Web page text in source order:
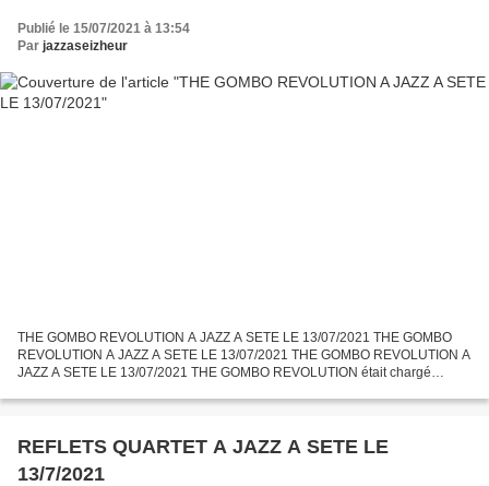
Publié le 15/07/2021 à 13:54
Par jazzaseizheur
THE GOMBO REVOLUTION A JAZZ A SETE LE 13/07/2021 THE GOMBO
REVOLUTION A JAZZ A SETE LE 13/07/2021 THE GOMBO REVOLUTION A
JAZZ A SETE LE 13/07/2021 THE GOMBO REVOLUTION était chargé
Jazz...
REFLETS QUARTET A JAZZ A SETE LE
13/7/2021